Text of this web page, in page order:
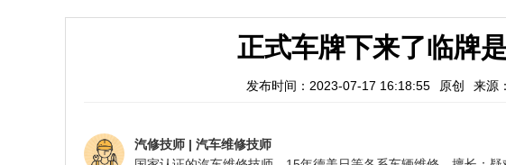
正式车牌下来了临牌
发布时间：2023-07-17 16:18:55 原创 来源
汽修技师 | 汽车维修技师